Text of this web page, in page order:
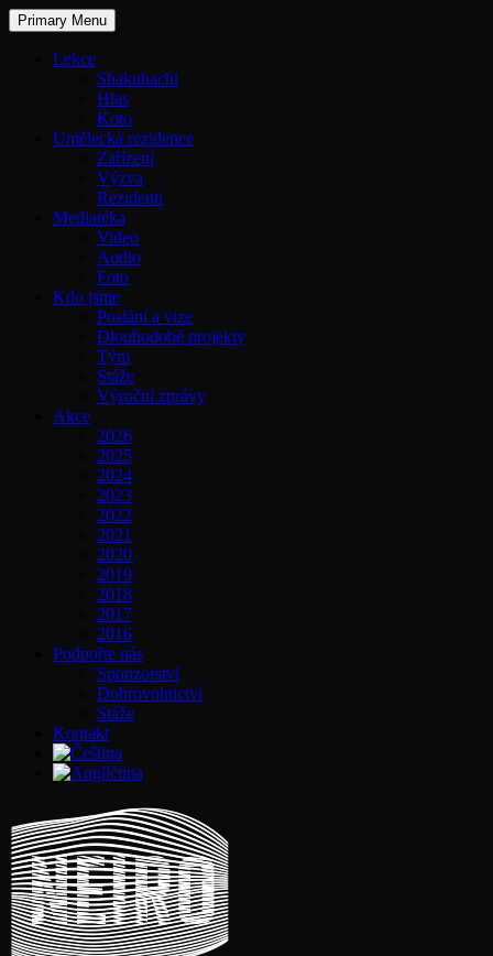
Primary Menu
Lekce
Shakuhachi
Hlas
Koto
Umělecká rezidence
Zařízení
Výzva
Rezidenti
Mediatéka
Video
Audio
Foto
Kdo jsme
Poslání a vize
Dlouhodobé projekty
Tým
Stáže
Výroční zprávy
Akce
2026
2025
2024
2023
2022
2021
2020
2019
2018
2017
2016
Podpořte nás
Sponzorství
Dobrovolnictví
Stáže
Kontakt